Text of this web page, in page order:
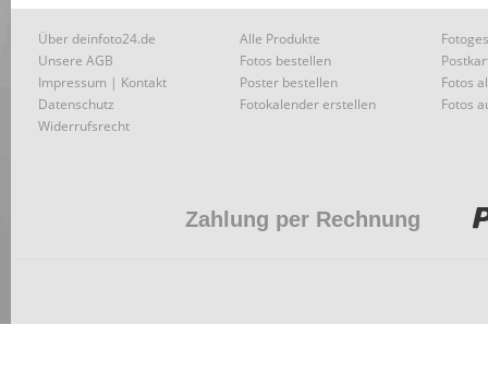
Über deinfoto24.de
Unsere AGB
Impressum | Kontakt
Datenschutz
Widerrufsrecht
Alle Produkte
Fotos bestellen
Poster bestellen
Fotokalender erstellen
Fotos
Fotos
Zahlung per Rechnung